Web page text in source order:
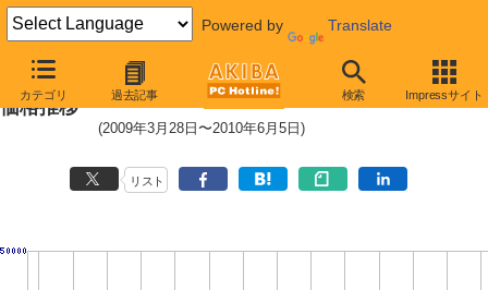
Powered by Translate
カテゴリ 過去記事 検索 Impressサイト
PC2-6400 4GB×2枚組みセットの
価格推移
(2009年3月28日〜2010年6月5日)
リスト